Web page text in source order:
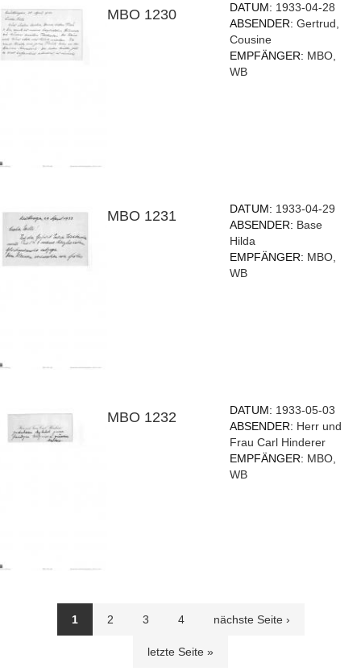
MBO 1230 DATUM: 1933-04-28
ABSENDER:Gertrud,
Cousine
EMPFÄNGER: MBO,
WB
MBO 1231 DATUM: 1933-04-29
ABSENDER: Base
Hilda
EMPFÄNGER: MBO,
WB
MBO 1232 DATUM: 1933-05-03
ABSENDER: Herr und
Frau Carl Hinderer
EMPFÄNGER: MBO,
WB
1 2 3 4 nächste Seite ›
letzte Seite »